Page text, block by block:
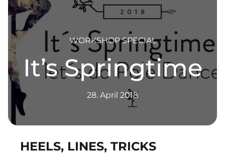
WORKSHOP SPECIAL
It’s Springtime
28. April 2018
HEELS, LINES, TRICKS